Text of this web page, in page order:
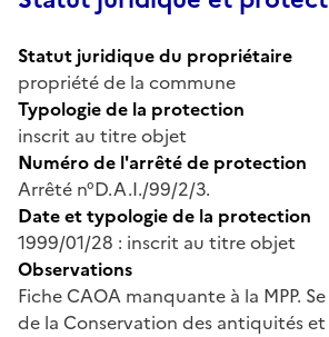
Statut juridique du propriétaire
propriété de la commune
Typologie de la protection
inscrit au titre objet
Numéro de l'arrêté de protection
Arrêté n°D.A.I./99/2/3.
Date et typologie de la protection
1999/01/28 : inscrit au titre objet
Observations
Fiche CAOA manquante à la MPP.
de la Conservation des antiquités